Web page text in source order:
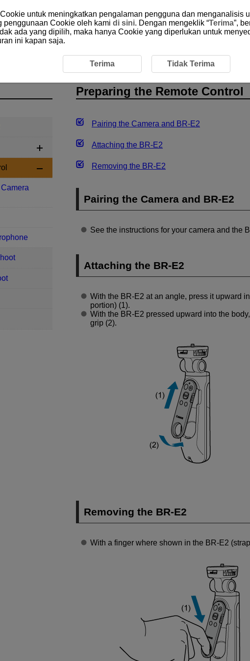
Preparing the Remote Control
Preparing the Remote Control
Pairing the Camera and BR-E2
Attaching the BR-E2
Removing the BR-E2
Pairing the Camera and BR-E2
See the instructions for your camera and the
Attaching the BR-E2
With the BR-E2 at an angle, press it upward
portion) (1).
With the BR-E2 pressed upward into the
grip (2).
Removing the BR-E2
With a finger where shown in the BR-E2
untuk meningkatkan pengalaman pengguna dan menganalisis
penggunaan Cookie oleh kami di sini. Dengan mengeklik “Terima”,
ada yang dipilih, maka hanya Cookie yang diperlukan untuk
ini kapan saja.
Terima Tidak Terima